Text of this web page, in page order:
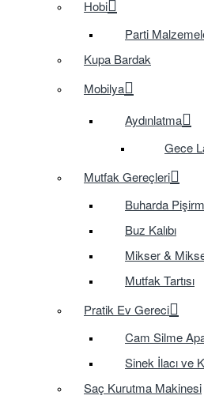
Hobi
Parti
Kupa Bardak
Mobilya
Aydınlatma
Gece
Mutfak Gereçleri
Buharda
Buz Kalıbı
Mikser &
Mutfak Tartısı
Pratik Ev Gereci
Cam Silme
Sinek İlacı ve
Saç Kurutma Makinesi